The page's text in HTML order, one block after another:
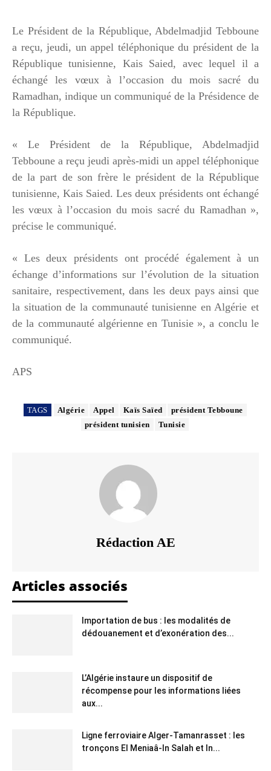
Le Président de la République, Abdelmadjid Tebboune
a reçu, jeudi, un appel téléphonique du président de la
République tunisienne, Kais Saied, avec lequel il a
échangé les vœux à l’occasion du mois sacré du
Ramadhan, indique un communiqué de la Présidence de
la République.
« Le Président de la République, Abdelmadjid
Tebboune a reçu jeudi après-midi un appel téléphonique
de la part de son frère le président de la République
tunisienne, Kais Saied. Les deux présidents ont échangé
les vœux à l’occasion du mois sacré du Ramadhan »,
précise le communiqué.
« Les deux présidents ont procédé également à un
échange d’informations sur l’évolution de la situation
sanitaire, respectivement, dans les deux pays ainsi que
la situation de la communauté tunisienne en Algérie et
de la communauté algérienne en Tunisie », a conclu le
communiqué.
APS
TAGS Algérie Appel Kaïs Saïed
président Tebboune
président tunisien
Tunisie
Rédaction AE
Articles associés
Importation de bus : les modalités de
dédouanement et d’exonération des...
L’Algérie instaure un dispositif de
récompense pour les informations liées
aux...
Ligne ferroviaire Alger-Tamanrasset : les
tronçons El Meniaâ-In Salah et In...